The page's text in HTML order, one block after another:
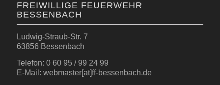
FREIWILLIGE FEUERWEHR
BESSENBACH
Ludwig-Straub-Str. 7
63856 Bessenbach
Telefon: 0 60 95 / 99 24 99
E-Mail: webmaster[at]ff-bessenbach.de